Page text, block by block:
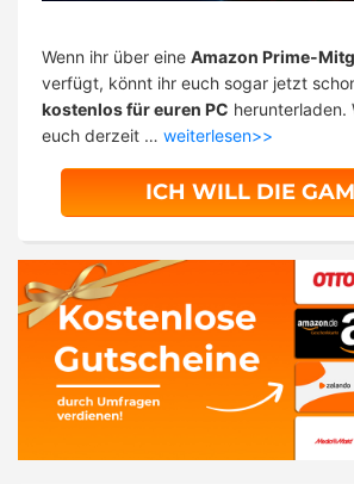
Wenn ihr über eine Amazon Prime-
verfügt, könnt ihr euch sogar jetzt
kostenlos für euren PC herunterladen.
euch derzeit … weiterlesen>>
ICH WILL DIE